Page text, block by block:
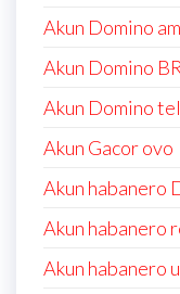
Akun Domino
Akun Domino
Akun Domino
Akun Gacor ovo
Akun habanero
Akun habanero
Akun habanero